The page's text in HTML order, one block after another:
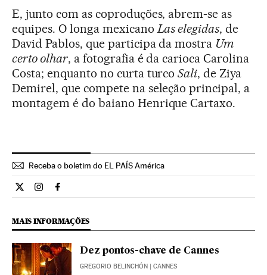
E, junto com as coproduções, abrem-se as
equipes. O longa mexicanoLas elegidas, de
David Pablos, que participa da mostra Um
certo olhar, a fotografia é da carioca Carolina
Costa; enquanto no curta turcoSali, de Ziya
Demirel, que compete na seleção principal, a
montagem é do baiano Henrique Cartaxo.
Receba o boletim do EL PAÍS América
Cultura El País Brasil en Twitter
Cultura El País Brasil en Instagram
Cultura El País Brasil en Facebook
MAIS INFORMAÇÕES
Dez pontos-chave de Cannes
GREGORIO BELINCHÓN | CANNES